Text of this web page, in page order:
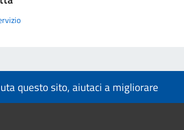
questo sito, aiutaci a migliorare